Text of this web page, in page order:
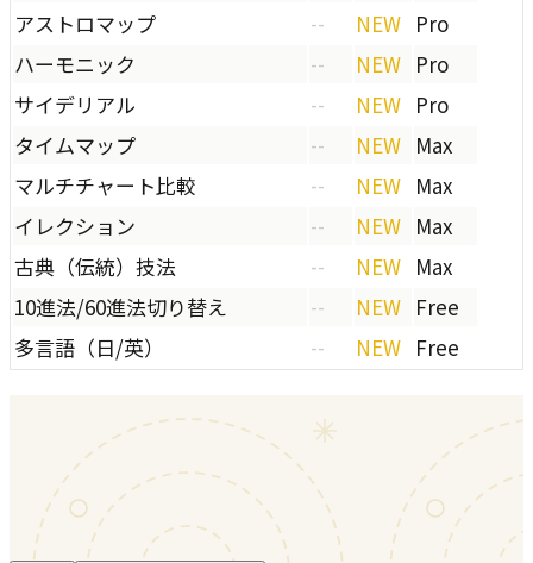
アストロマップ
-- NEW Pro
ハーモニック
-- NEW Pro
サイデリアル
-- NEW Pro
タイムマップ
-- NEW Max
マルチチャート比較
-- NEW Max
イレクション
-- NEW Max
古典（伝統）技法
-- NEW Max
10進法/60進法切り替え
-- NEW Free
多言語（日/英）
-- NEW Free